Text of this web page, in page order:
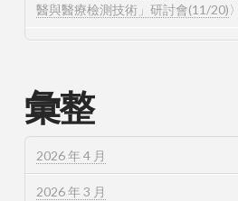
醫與醫療檢測技術」研討會(11/20)
彙整
2026 年 4 月
2026 年 3 月